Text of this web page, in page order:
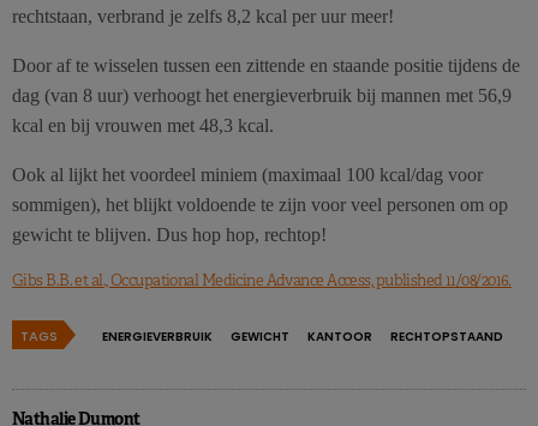
rechtstaan, verbrand je zelfs 8,2 kcal per uur meer!
Door af te wisselen tussen een zittende en staande positie tijdens de
dag (van 8 uur) verhoogt het energieverbruik bij mannen met 56,9
kcal en bij vrouwen met 48,3 kcal.
Ook al lijkt het voordeel miniem (maximaal 100 kcal/dag voor
sommigen), het blijkt voldoende te zijn voor veel personen om op
gewicht te blijven. Dus hop hop, rechtop!
Gibs B.B. et al., Occupational Medicine Advance Access, published 11/08/2016.
TAGS ENERGIEVERBRUIK GEWICHT KANTOOR RECHTOPSTAAND
Nathalie Dumont